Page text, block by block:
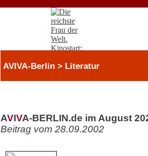
AVIVA-Berlin > Literatur
AVIVA-BERLIN.de im August
Beitrag vom 28.09.2002